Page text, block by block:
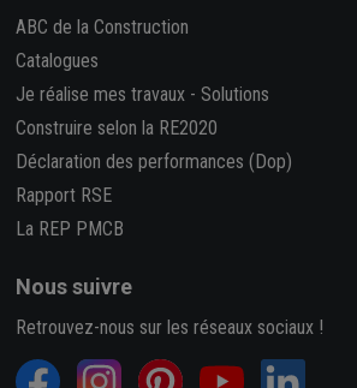
ABC de la Construction
Catalogues
Je réalise mes travaux - Solutions
Construire selon la RE2020
Déclaration des performances (Dop)
Rapport RSE
La REP PMCB
Nous suivre
Retrouvez-nous sur les réseaux sociaux !